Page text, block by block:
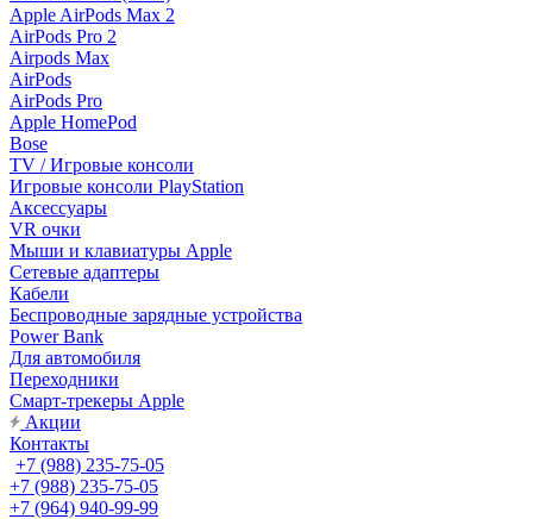
Apple AirPods Max 2
AirPods Pro 2
Airpods Max
AirPods
AirPods Pro
Apple HomePod
Bose
TV / Игровые консоли
Игровые консоли PlayStation
Аксессуары
VR очки
Мыши и клавиатуры Apple
Сетевые адаптеры
Кабели
Беспроводные зарядные устройства
Power Bank
Для автомобиля
Переходники
Смарт-трекеры Apple
Акции
Контакты
+7 (988) 235-75-05
+7 (988) 235-75-05
+7 (964) 940-99-99